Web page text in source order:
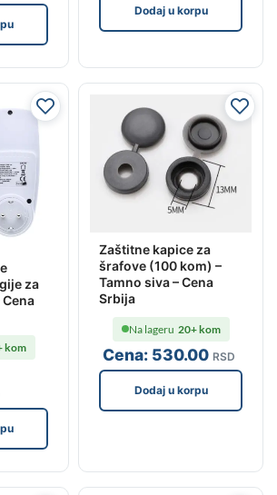
Dodaj u korpu
za
kom
Zaštitne kapice za
šrafove (100 kom) –
Tamno siva – Cena
Srbija
Cena: 530.00 RSD
Na lageru 20+ kom
Dodaj u korpu